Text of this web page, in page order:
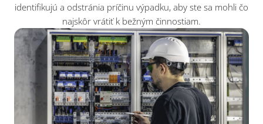
identifikujú a odstránia príčinu výpadku, aby ste sa mohli čo
najskôr vrátiť k bežným činnostiam.